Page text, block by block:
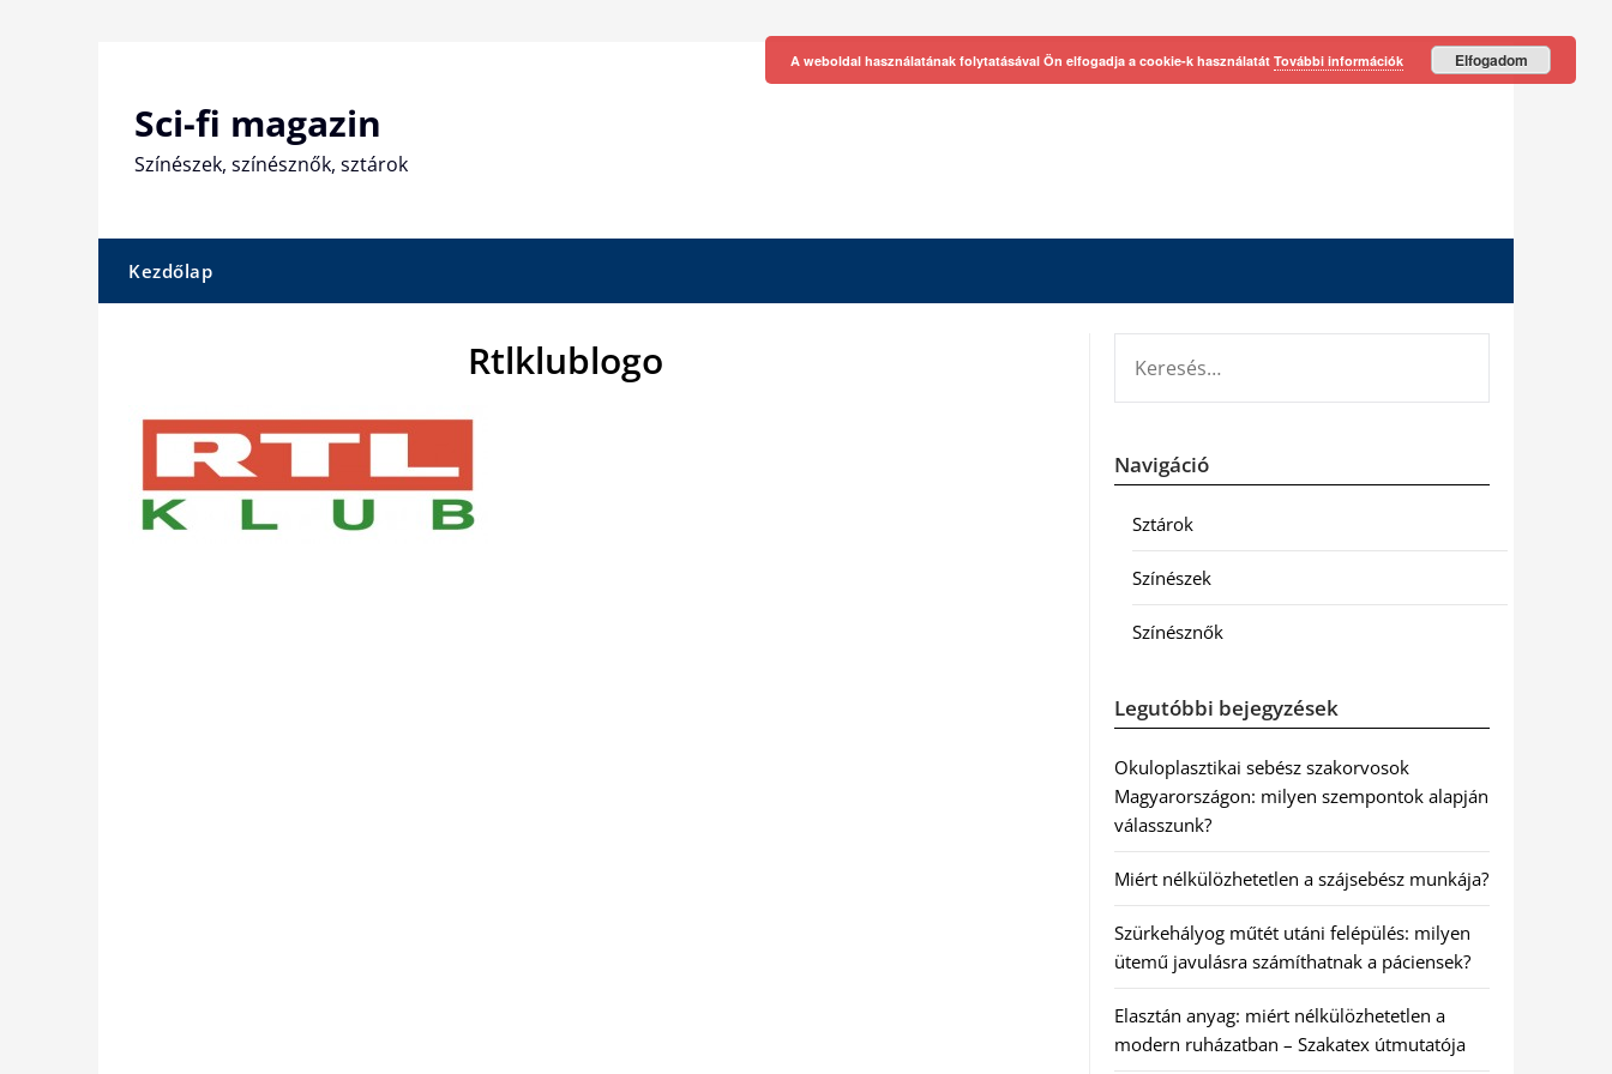
Sci-fi magazin
Színészek, színésznők, sztárok
Kezdőlap
Rtlklublogo
Navigáció
Sztárok
Színészek
Színésznők
Legutóbbi bejegyzések
Okuloplasztikai sebész szakorvosok
Magyarországon: milyen szempontok alapján
válasszunk?
Miért nélkülözhetetlen a szájsebész munkája?
Szürkehályog műtét utáni felépülés: milyen
ütemű javulásra számíthatnak a páciensek?
Elasztán anyag: miért nélkülözhetetlen a
modern ruházatban – Szakatex útmutatója
A weboldal használatának folytatásával Ön elfogadja a cookie-k használatát További információk Elfogadom